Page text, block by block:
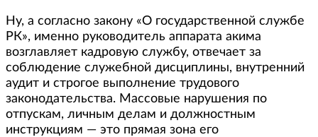
Ну, а согласно закону «О государственной службе
РК», именно руководитель аппарата акима
возглавляет кадровую службу, отвечает за
соблюдение служебной дисциплины, внутренний
аудит и строгое выполнение трудового
законодательства. Массовые нарушения по
отпускам, личным делам и должностным
инструкциям — это прямая зона его